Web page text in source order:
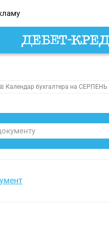
Календар бухгалтера на СЕРПЕНЬ